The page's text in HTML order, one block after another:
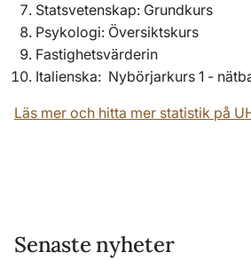
Statsvetenskap: Grundkurs
Psykologi: Översiktskurs
Fastighetsvärderin
Italienska: Nybörjarkurs 1 -
Läs mer och hitta mer statistik på
Senaste nyheter